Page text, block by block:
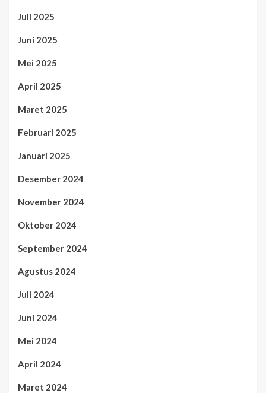
Juli 2025
Juni 2025
Mei 2025
April 2025
Maret 2025
Februari 2025
Januari 2025
Desember 2024
November 2024
Oktober 2024
September 2024
Agustus 2024
Juli 2024
Juni 2024
Mei 2024
April 2024
Maret 2024